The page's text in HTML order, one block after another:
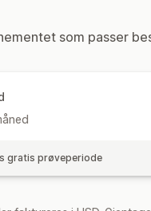
som passer
gratis prøveperiode